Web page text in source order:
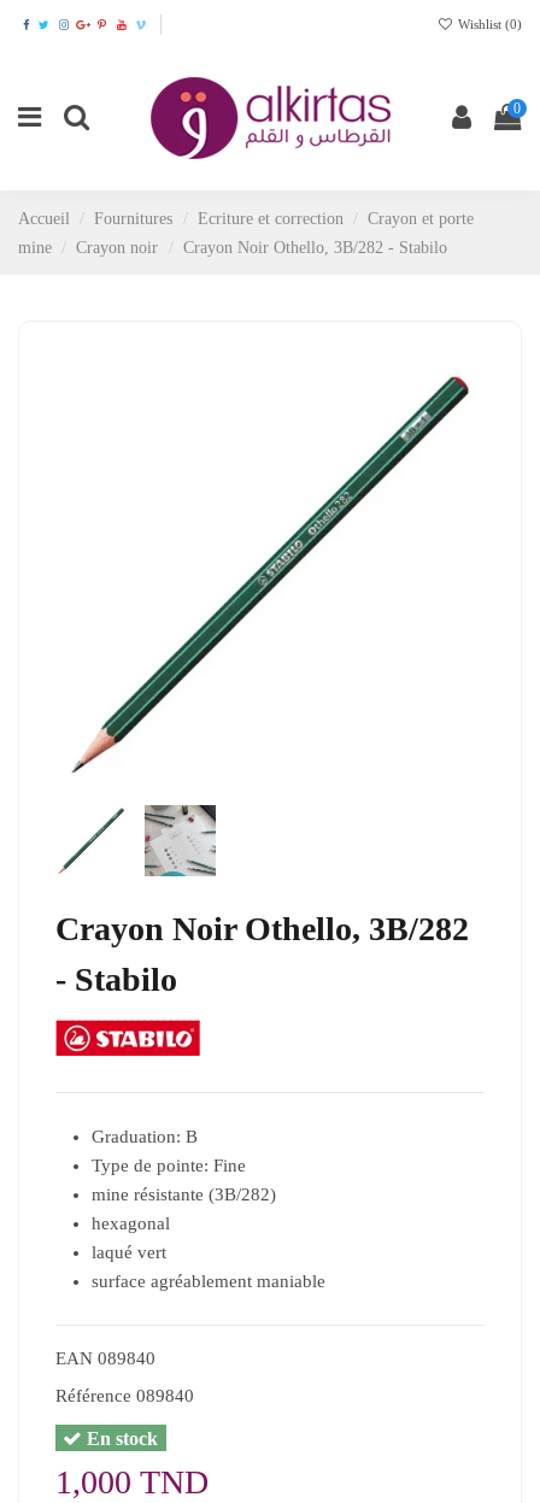
Wishlist (0)
0
Accueil Fournitures Ecriture et correction
Crayon et porte
mine
Crayon noir Crayon Noir Othello, 3B/282 - Stabilo
Crayon Noir Othello, 3B/282
- Stabilo
Graduation: B
Type de pointe: ‎Fine
mine résistante (3B/282)
hexagonal
laqué vert
surface agréablement maniable
EAN 089840
Référence 089840
En stock
1,000 TND